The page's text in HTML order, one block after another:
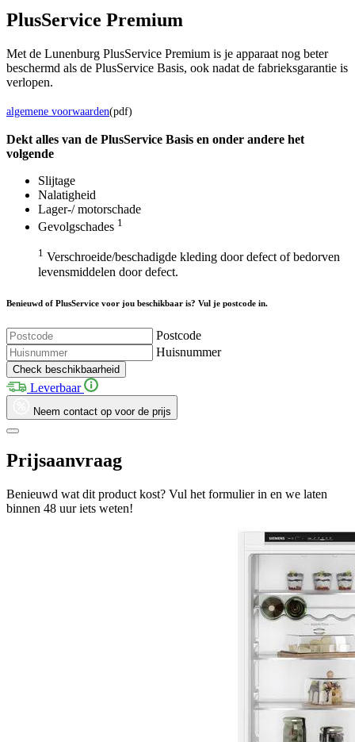
PlusService Premium
Met de Lunenburg PlusService Premium is je apparaat nog beter
beschermd als de PlusService Basis, ook nadat de fabrieksgarantie is
verlopen.
algemene voorwaarden(pdf)
Dekt alles van de PlusService Basis en onder andere het
volgende
Slijtage
Nalatigheid
Lager-/ motorschade
Gevolgschades 1
1 Verschroeide/beschadigde kleding door defect of bedorven
levensmiddelen door defect.
Benieuwd of PlusService voor jou beschikbaar is? Vul je postcode in.
Postcode
Huisnummer
Check beschikbaarheid
Leverbaar
Neem contact op voor de prijs
Prijsaanvraag
Benieuwd wat dit product kost? Vul het formulier in en we laten
binnen 48 uur iets weten!